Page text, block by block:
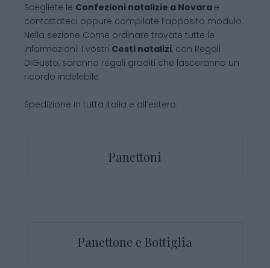
Scegliete le Confezioni natalizie a Novara e
contattateci oppure compilate l’apposito modulo.
Nella sezione Come ordinare trovate tutte le
informazioni. I vostri Cesti natalizi, con Regali
DiGusto, saranno regali graditi che lasceranno un
ricordo indelebile.
Spedizione in tutta Italia e all’estero.
Panettoni
Panettone e Bottiglia